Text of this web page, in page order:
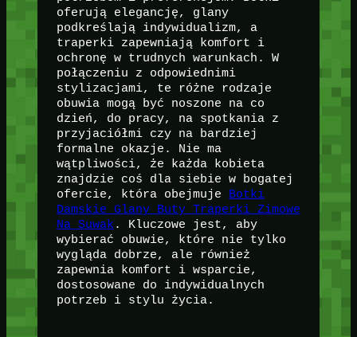
oferują elegancję, glany
podkreślają indywidualizm, a
traperki zapewniają komfort i
ochronę w trudnych warunkach. W
połączeniu z odpowiednimi
stylizacjami, te różne rodzaje
obuwia mogą być noszone na co
dzień, do pracy, na spotkania z
przyjaciółmi czy na bardziej
formalne okazje. Nie ma
wątpliwości, że każda kobieta
znajdzie coś dla siebie w bogatej
ofercie, która obejmuje
Botki
Damskie Glany Buty Traperki Zimowe
Na Suwak . Kluczowe jest, aby
wybierać obuwie, które nie tylko
wygląda dobrze, ale również
zapewnia komfort i wsparcie,
dostosowane do indywidualnych
potrzeb i stylu życia.